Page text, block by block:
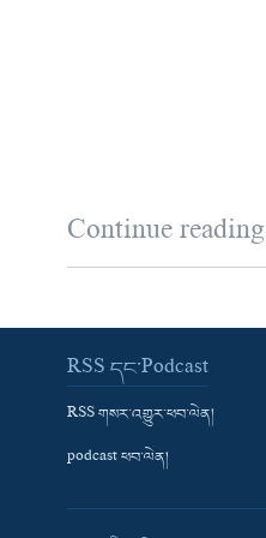
Continue reading
RSS དང་Podcast
RSS གསར་འགྱུར་ཕབ་ལེན།
podcast ཕབ་ལེན།